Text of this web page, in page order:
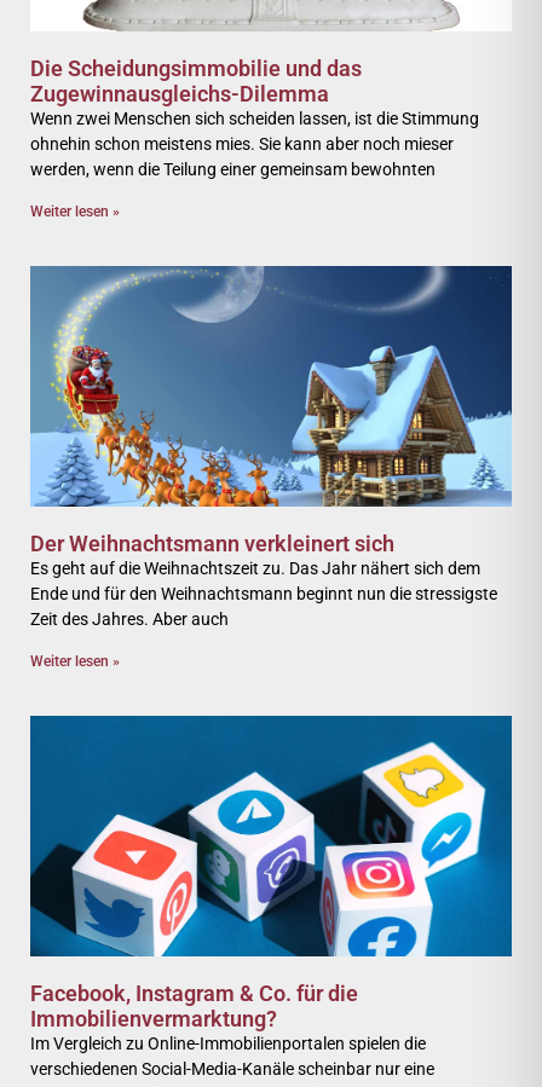
Die Scheidungsimmobilie und das
Zugewinnausgleichs-Dilemma
Wenn zwei Menschen sich scheiden lassen, ist die Stimmung
ohnehin schon meistens mies. Sie kann aber noch mieser
werden, wenn die Teilung einer gemeinsam bewohnten
Weiter lesen »
Der Weihnachtsmann verkleinert sich
Es geht auf die Weihnachtszeit zu. Das Jahr nähert sich dem
Ende und für den Weihnachtsmann beginnt nun die stressigste
Zeit des Jahres. Aber auch
Weiter lesen »
Facebook, Instagram & Co. für die
Immobilienvermarktung?
Im Vergleich zu Online-Immobilienportalen spielen die
verschiedenen Social-Media-Kanäle scheinbar nur eine